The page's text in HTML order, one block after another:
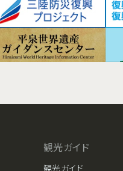
観光ガイド
観光ガイド